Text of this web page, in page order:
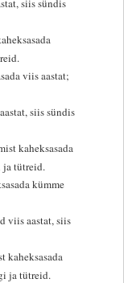
viis aastat;
siis sündis
kaheksasada
ja tütreid.
kümme
viis aastat, siis
kaheksasada
ja tütreid.